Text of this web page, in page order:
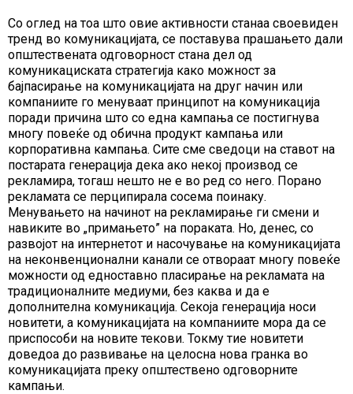
Со оглед на тоа што овие активности станаа своевиден
тренд во комуникацијата, се поставува прашањето дали
општествената одговорност стана дел од
комуникациската стратегија како можност за
бајпасирање на комуникацијата на друг начин или
компаниите го менуваат принципот на комуникација
поради причина што со една кампања се постигнува
многу повеќе од обична продукт кампања или
корпоративна кампања. Сите сме сведоци на ставот на
постарата генерација дека ако некој производ се
рекламира, тогаш нешто не е во ред со него. Порано
рекламата се перципирала сосема поинаку.
Менувањето на начинот на рекламирање ги смени и
навиките во „примањето” на пораката. Но, денес, со
развојот на интернетот и насочување на комуникацијата
на неконвенционални канали се отвораат многу повеќе
можности од едноставно пласирање на рекламата на
традиционалните медиуми, без каква и да е
дополнителна комуникација. Секоја генерација носи
новитети, а комуникацијата на компаниите мора да се
приспособи на новите текови. Токму тие новитети
доведоа до развивање на целосна нова гранка во
комуникацијата преку општествено одговорните
кампањи.